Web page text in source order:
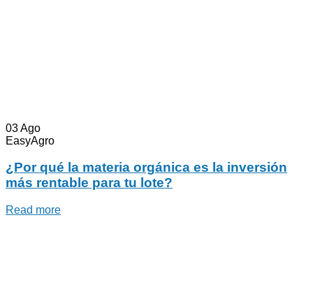
03Ago
EasyAgro
¿Por qué la materia orgánica es la inversión
más rentable para tu lote?
Read more